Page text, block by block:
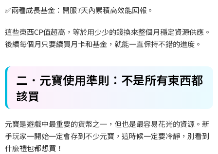
✅兩種成長基金：開服7天內累積高效能回報。
這些東西CP值超高，等於用少少的錢換來整個月穩定資源供應。
後續每個月只要續買月卡和基金，就能一直保持不錯的進度。
二．元寶使用準則：不是所有東西都
該買
元寶是遊戲中最重要的貨幣之一，但也是最容易花光的資源。新
手玩家一開始一定會存到不少元寶，這時候一定要冷靜，別看到
什麼禮包都想買！